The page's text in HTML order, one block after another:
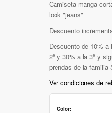
Camiseta manga
look "jeans".
Descuento
Descuento de 10% a
2ª y 30% a la 3ª y
prendas de la familia
Ver condiciones de
Color: